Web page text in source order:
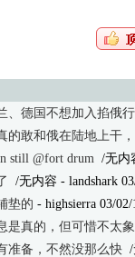
、德国不想加入掐俄
的敢和俄在陆地上干，
still @fort drum /无内
/无内容 - landshark
垫的 - highsierra 03/02/
是真的，但可惜不太象
准备，不然没那么快 /